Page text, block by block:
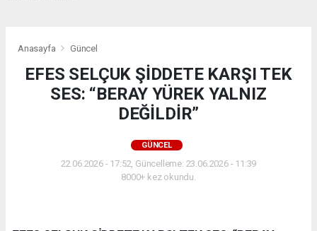
Anasayfa Güncel
EFES SELÇUK ŞİDDETE KARŞI TEK
SES: “BERAY YÜREK YALNIZ
DEĞİLDİR”
GÜNCEL
22.06.2026 - 17:52, Güncelleme: 23.06.2026 - 11:39
8000+ kez okundu.